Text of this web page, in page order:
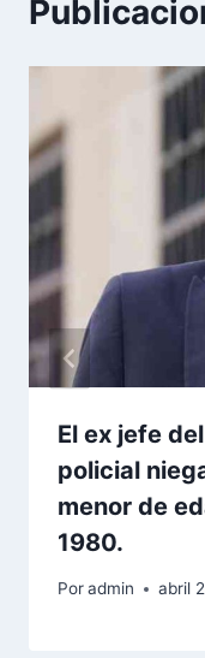
El ex jefe
policial
menor de
1980.
Poradmin abril